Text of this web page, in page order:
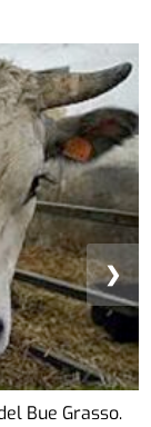
Bue Grasso.
❯